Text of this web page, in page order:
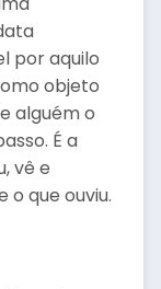
por aquilo
objeto
alguém o
É a
vê e
o que ouviu.